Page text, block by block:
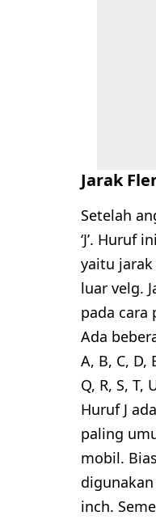
Jarak
Setelah
‘J’. Huruf
yaitu
luar velg.
pada cara
Ada
A, B, C, D,
Q, R, S, T,
Huruf J
paling
mobil.
inch.